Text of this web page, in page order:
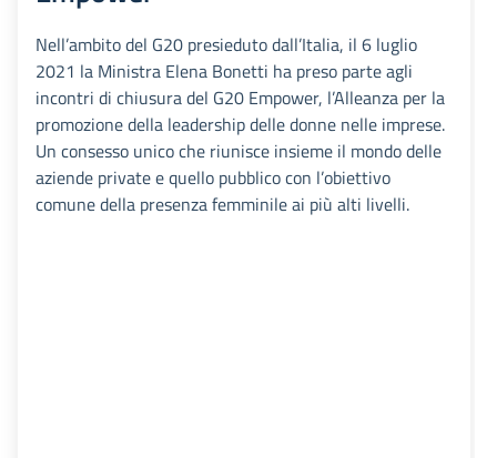
Nell’ambito del G20 presieduto dall’Italia, il 6 luglio
2021 la Ministra Elena Bonetti ha preso parte agli
incontri di chiusura del G20 Empower, l’Alleanza per la
promozione della leadership delle donne nelle imprese.
Un consesso unico che riunisce insieme il mondo delle
aziende private e quello pubblico con l’obiettivo
comune della presenza femminile ai più alti livelli.